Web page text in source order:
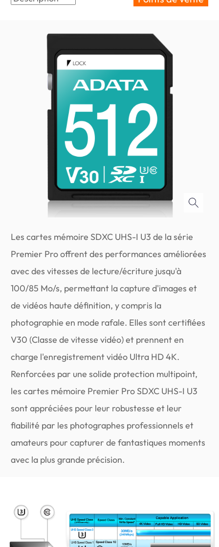
Les cartes mémoire SDXC UHS-I U3 de la série
Premier Pro offrent des performances améliorées
avec des vitesses de lecture/écriture jusqu'à
100/85 Mo/s, permettant la capture d'images et
de vidéos haute définition, y compris la
photographie en mode rafale. Elles sont certifiées
V30 (Classe de vitesse vidéo) et prennent en
charge l'enregistrement vidéo Ultra HD 4K.
Renforcées par une solide protection multipoint,
les cartes mémoire Premier Pro SDXC UHS-I U3
sont appréciées pour leur robustesse et leur
fiabilité par les photographes professionnels et
amateurs pour capturer de fantastiques moments
avec la plus grande précision.